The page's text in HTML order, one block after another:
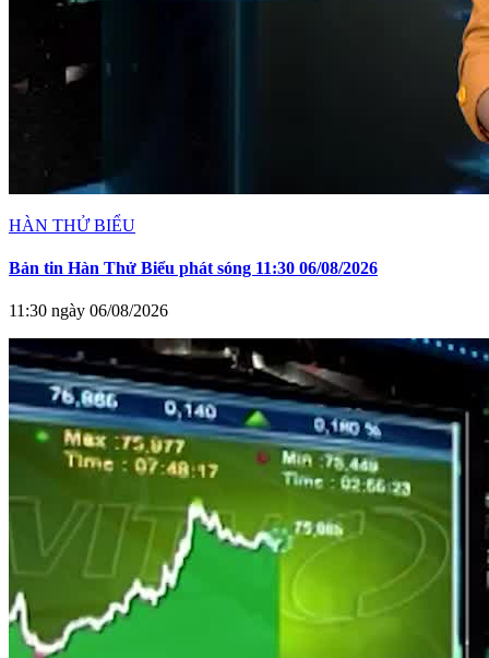
HÀN THỬ BIỂU
Bản tin Hàn Thử Biểu phát sóng 11:30 06/08/2026
11:30 ngày 06/08/2026